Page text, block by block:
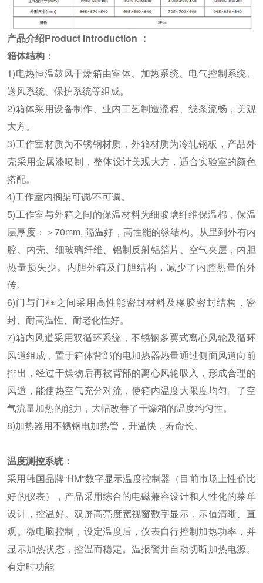
产品介绍Product Introduction ：
箱体结构：
1)电热恒温鼓风干燥箱由室体、加热系统、电气控制系统、
送风系统、保护系统等组成。
2)箱体采用设备制作、业内工艺制造流程、线条流畅，美观
大方。
3)工作室材质为不锈钢材质，外箱材质为冷轧钢板，产品外
壳采用金属漆喷制，整体设计美观大方，适合实验室的颜色
搭配。
4)工作室内搁架可调/不可调。
5)工作室与外箱之间的保温材料为细玻璃纤维保温棉，保温
层厚度：＞70mm, 隔温好，高性能的缘结构。从里到外有内
腔、内壳、细玻璃纤维、铝制反射铝箔片、空气夹层，内胆
热量损失少。内胆外箱及门胆结构，减少了内腔热量的外
传。
6)门与门框之间采用高性能密封材料及橡胶密封结构，密
封、耐高温性、耐老化性好。
7)箱内风道采用双循环系统，不锈钢多翼式离心风轮及循环
风道组成，置于箱体背部的电加热器热量通过侧面风道向前
排出，经过干燥物后再被背部的离心风轮吸入，形成合理的
风道，能使热空气充分对流，使箱内温度大限度均匀。了空
气流量加热的能力，大幅改善了干燥箱的温度均匀性。
8)加热器用不锈钢电加热管，升温快，寿命长。
温度测控系统：
采用韩国品牌“HM”数字显示温度控制器（目前市场上性价比
好的仪表），产品采用综合的电磁兼容设计和人性化的菜单
设计，控温好。双屏高亮度宽视窗数字显示，示值清晰、直
观。微电脑控制，设定温度后，仪表自行控制加热功率，并
显示加热状态，控温而稳定。温报警并自动切断加热电源。
有定时功能